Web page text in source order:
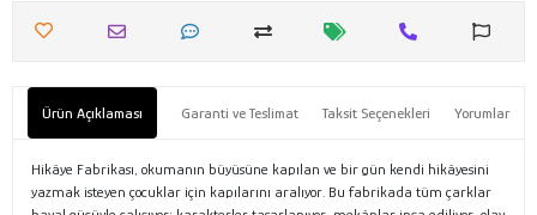
Ürün Açıklaması Garanti ve Teslimat Taksit Seçenekleri Yorumlar
Hikâye Fabrikası, okumanın büyüsüne kapılan ve bir gün kendi hikâyesini
yazmak isteyen çocuklar için kapılarını aralıyor. Bu fabrikada tüm çarklar